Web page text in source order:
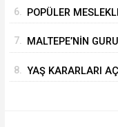
6. POPÜLER
7. MALTEPE’NİN
8. YAŞ KARARLARI